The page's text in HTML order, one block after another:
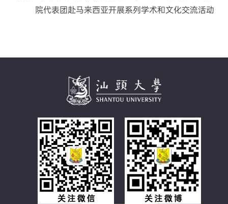
院代表团赴马来西亚开展系列学术和文化交流活动